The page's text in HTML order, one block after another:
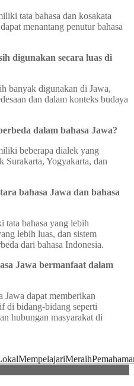
tata bahasa dan kosakata
menantang penutur bahasa
digunakan secara luas di
banyak digunakan di Jawa,
dan dalam konteks budaya
dalam bahasa Jawa?
beberapa dialek yang
Surakarta, Yogyakarta, dan
bahasa Jawa dan bahasa
tata bahasa yang lebih
lebih luas, dan sistem
dari bahasa Indonesia.
Jawa bermanfaat dalam
Jawa dapat memberikan
di bidang-bidang seperti
hubungan masyarakat di
MempelajariMeraih